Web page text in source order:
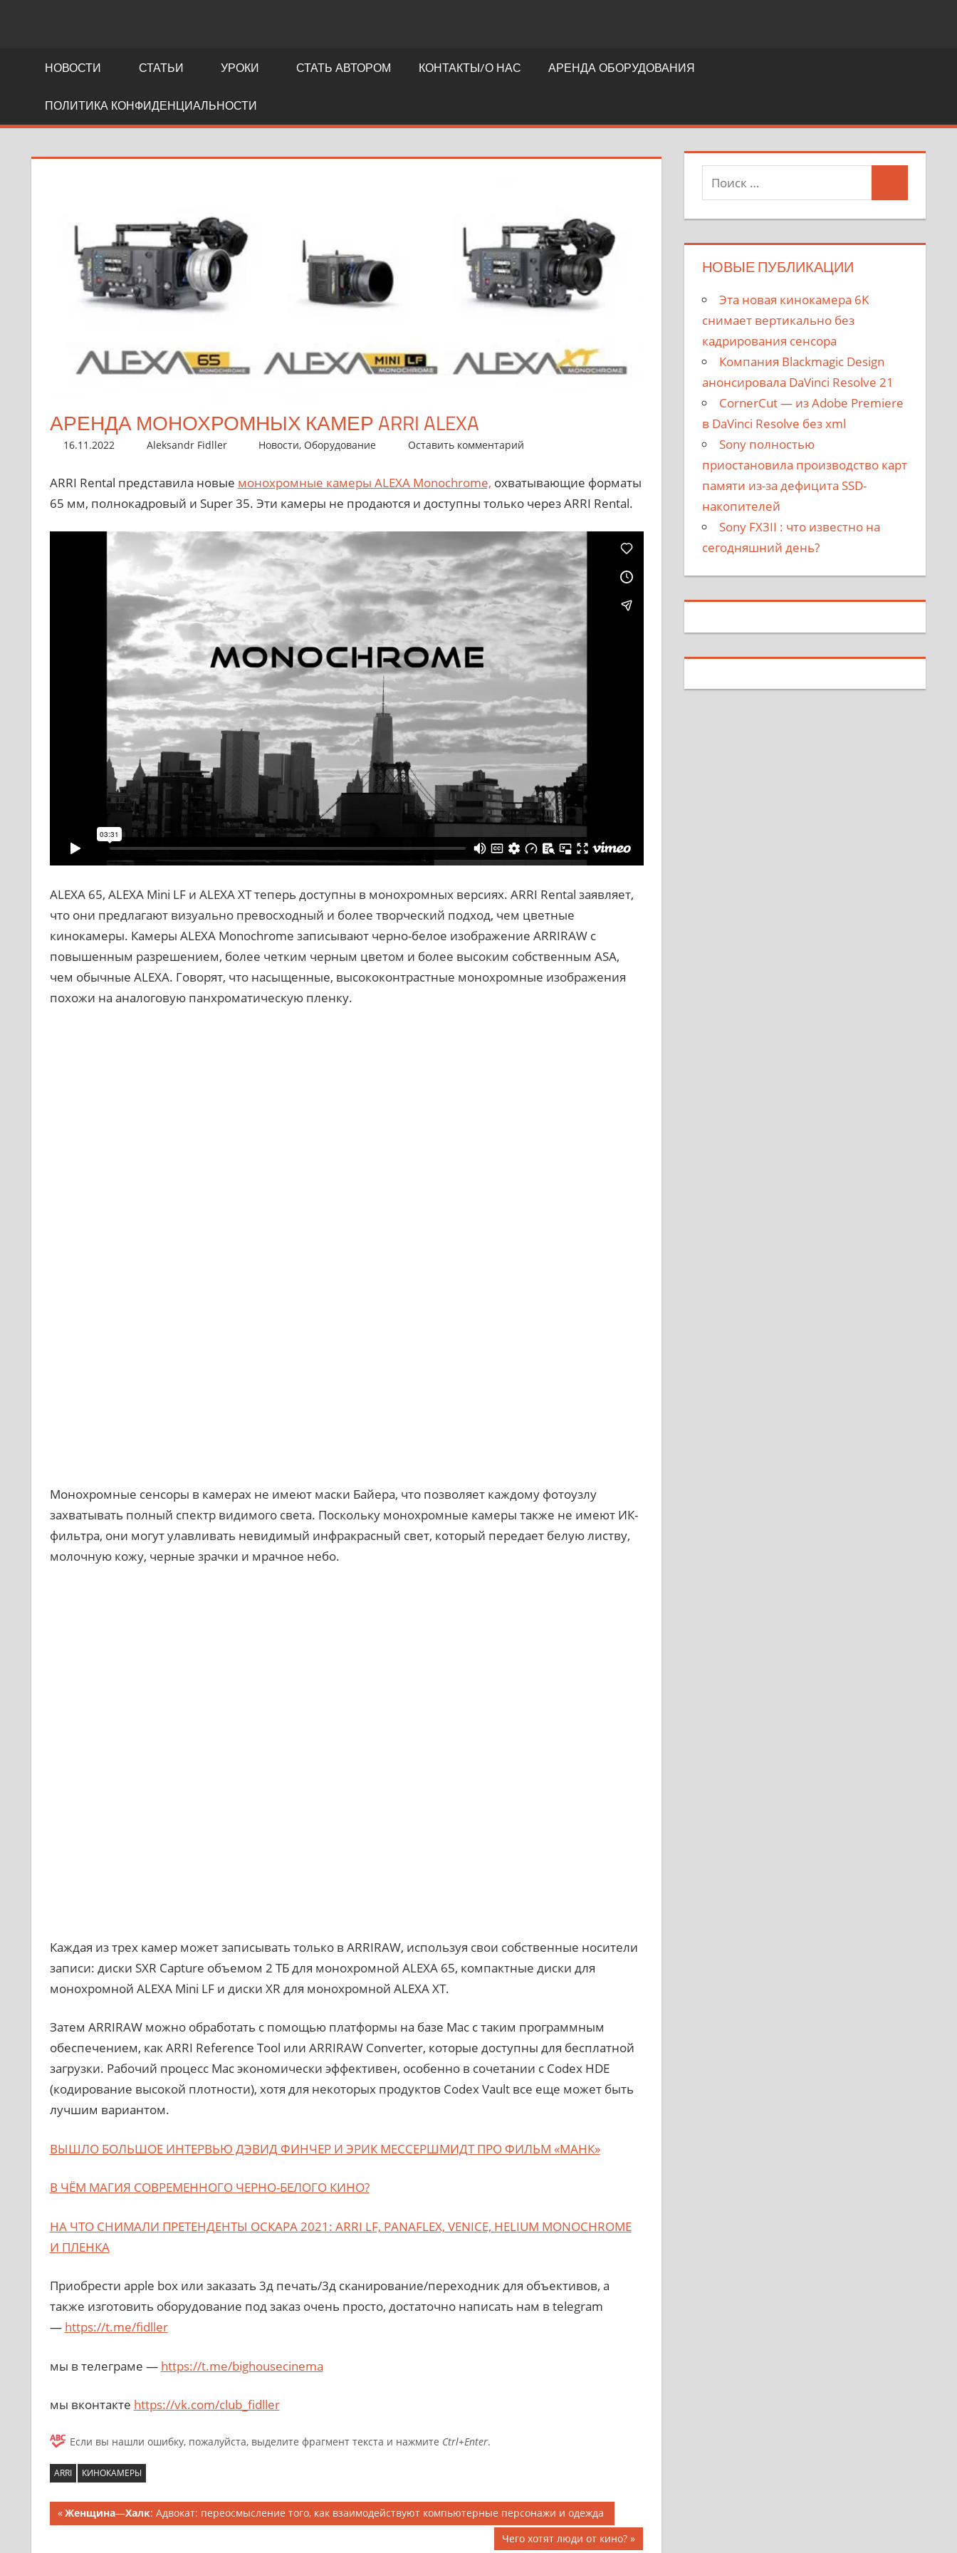
кино
НОВОСТИ СТАТЬИ УРОКИ СТАТЬ АВТОРОМ КОНТАКТЫ/О НАС АРЕНДА ОБОРУДОВАНИЯ
ПОЛИТИКА КОНФИДЕНЦИАЛЬНОСТИ
АРЕНДА МОНОХРОМНЫХ КАМЕР ARRI ALEXA
16.11.2022 Aleksandr Fidller Новости, Оборудование Оставить комментарий
ARRI Rental представила новые монохромные камеры ALEXA Monochrome, охватывающие форматы
65 мм, полнокадровый и Super 35. Эти камеры не продаются и доступны только через ARRI Rental.
ALEXA 65, ALEXA Mini LF и ALEXA XT теперь доступны в монохромных версиях. ARRI Rental заявляет,
что они предлагают визуально превосходный и более творческий подход, чем цветные
кинокамеры. Камеры ALEXA Monochrome записывают черно-белое изображение ARRIRAW с
повышенным разрешением, более четким черным цветом и более высоким собственным ASA,
чем обычные ALEXA. Говорят, что насыщенные, высококонтрастные монохромные изображения
похожи на аналоговую панхроматическую пленку.
Монохромные сенсоры в камерах не имеют маски Байера, что позволяет каждому фотоузлу
захватывать полный спектр видимого света. Поскольку монохромные камеры также не имеют ИК-
фильтра, они могут улавливать невидимый инфракрасный свет, который передает белую листву,
молочную кожу, черные зрачки и мрачное небо.
Каждая из трех камер может записывать только в ARRIRAW, используя свои собственные носители
записи: диски SXR Capture объемом 2 ТБ для монохромной ALEXA 65, компактные диски для
монохромной ALEXA Mini LF и диски XR для монохромной ALEXA XT.
Затем ARRIRAW можно обработать с помощью платформы на базе Mac с таким программным
обеспечением, как ARRI Reference Tool или ARRIRAW Converter, которые доступны для бесплатной
загрузки. Рабочий процесс Mac экономически эффективен, особенно в сочетании с Codex HDE
(кодирование высокой плотности), хотя для некоторых продуктов Codex Vault все еще может быть
лучшим вариантом.
ВЫШЛО БОЛЬШОЕ ИНТЕРВЬЮ ДЭВИД ФИНЧЕР И ЭРИК МЕССЕРШМИДТ ПРО ФИЛЬМ «МАНК»
В ЧЁМ МАГИЯ СОВРЕМЕННОГО ЧЕРНО-БЕЛОГО КИНО?
НА ЧТО СНИМАЛИ ПРЕТЕНДЕНТЫ ОСКАРА 2021: ARRI LF, PANAFLEX, VENICE, HELIUM MONOCHROME
И ПЛЕНКА
Приобрести apple box или заказать 3д печать/3д сканирование/переходник для объективов, а
также изготовить оборудование под заказ очень просто, достаточно написать нам в telegram
— https://t.me/fidller
мы в телеграме — https://t.me/bighousecinema
мы вконтакте https://vk.com/club_fidller
Если вы нашли ошибку, пожалуйста, выделите фрагмент текста и нажмите Ctrl+Enter.
ARRI КИНОКАМЕРЫ
Женщина—Халк: Адвокат: переосмысление того, как взаимодействуют компьютерные персонажи и одежда
Чего хотят люди от кино?
НОВЫЕ ПУБЛИКАЦИИ
Эта новая кинокамера 6K
снимает вертикально без
кадрирования сенсора
Компания Blackmagic Design
анонсировала DaVinci Resolve 21
CornerCut — из Adobe Premiere
в DaVinci Resolve без xml
Sony полностью
приостановила производство карт
памяти из-за дефицита SSD-
накопителей
Sony FX3II : что известно на
сегодняшний день?